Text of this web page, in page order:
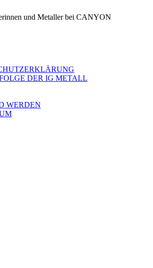
und Metaller bei CANYON
DER IG METALL
WERDEN